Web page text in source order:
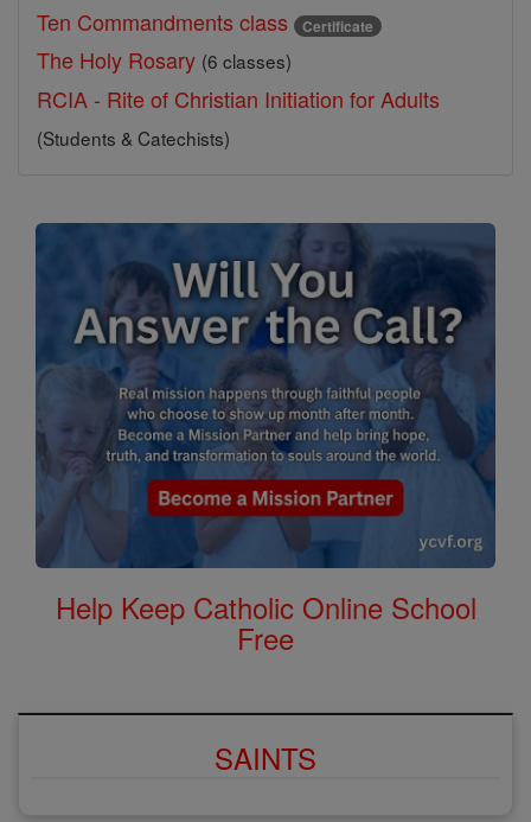
Ten Commandments class Certificate
The Holy Rosary (6 classes)
RCIA - Rite of Christian Initiation for Adults
(Students & Catechists)
Help Keep Catholic Online School
Free
SAINTS